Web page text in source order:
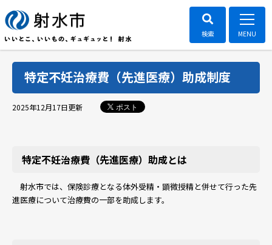
特定不妊治療費（先進医療）助成制度
2025年12月17日更新 ポスト
特定不妊治療費（先進医療）助成とは
射水市では、保険診療となる体外受精・顕微授精と併せて行った先
進医療について治療費の一部を助成します。